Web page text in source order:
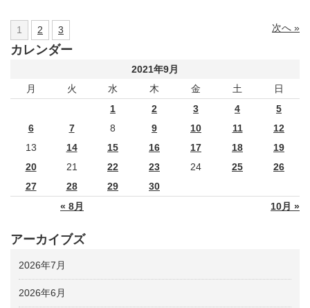
1 2 3 次へ »
カレンダー
2021年9月
月
火 水 木 金 土 日
« 8月 10月 »
1 2 3 4
5
6
7 8 9 10 11
12
13
14 15 16 17 18
19
20
21 22 23 24 25
26
27
28 29 30
アーカイブズ
2026年7月
2026年6月